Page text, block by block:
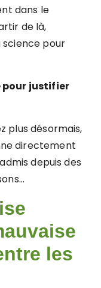
dans le
de là,
science pour
pour justifier
plus désormais,
directement
depuis des
les